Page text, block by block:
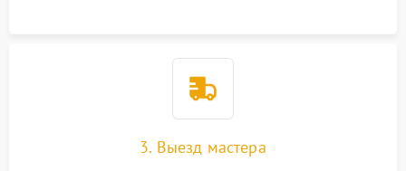
3. Выезд мастера